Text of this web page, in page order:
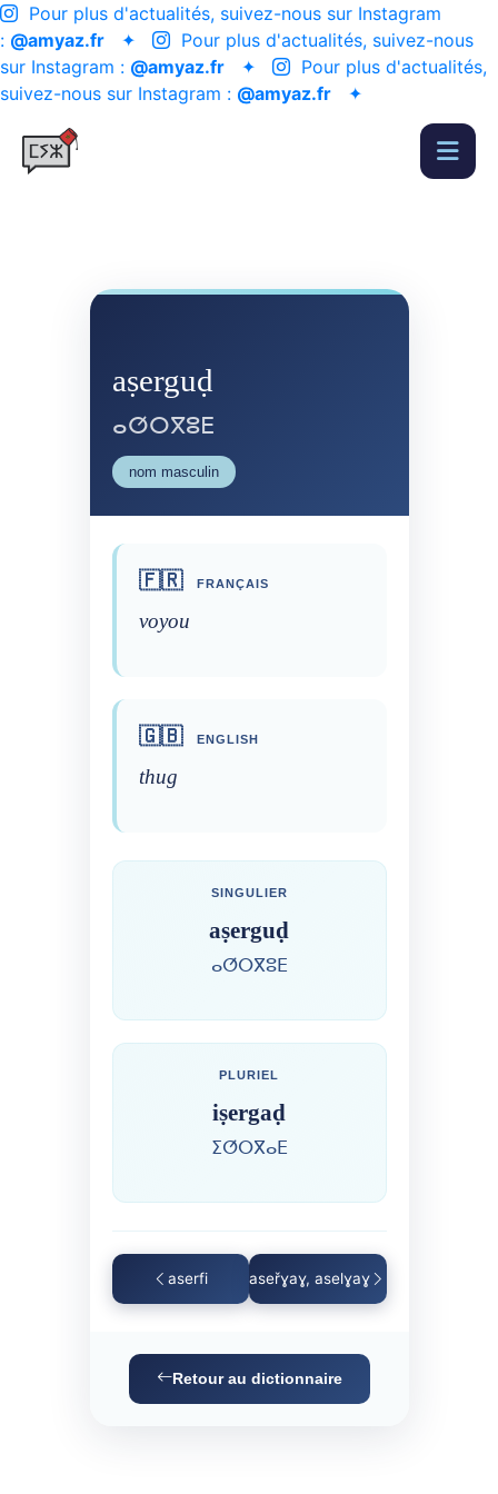
Pour plus d'actualités, suivez-nous sur Instagram
: @amyaz.fr ✦
Pour plus d'actualités, suivez-nous
sur Instagram : @amyaz.fr ✦
Pour plus d'actualités,
suivez-nous sur Instagram : @amyaz.fr ✦
aṣerguḍ
ⴰⵚⵔⴳⵓⴹ
nom masculin
🇫🇷 FRANÇAIS
voyou
🇬🇧 ENGLISH
thug
SINGULIER
aṣerguḍ
ⴰⵚⵔⴳⵓⴹ
PLURIEL
iṣergaḍ
ⵉⵚⵔⴳⴰⴹ
aserfi aseřɣaɣ, aselɣaɣ
Retour au dictionnaire